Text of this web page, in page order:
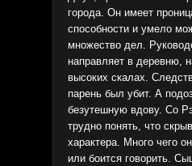
города. Он имеет
способности и умело
множество дел.
направляет в деревню,
высоких скалах.
парень был убит. А
безутешную вдову. Со
трудно понять, что
характера. Много чего
или боится говорить.